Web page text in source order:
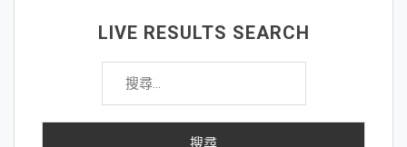
LIVE RESULTS SEARCH
搜
關